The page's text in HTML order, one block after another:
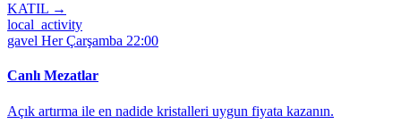
KATIL →
local_activity
gavel Her Çarşamba 22:00
Canlı Mezatlar
Açık artırma ile en nadide kristalleri uygun fiyata kazanın.